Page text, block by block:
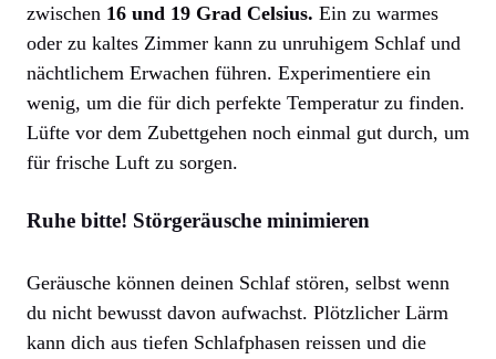
zwischen 16 und 19 Grad Celsius. Ein zu warmes
oder zu kaltes Zimmer kann zu unruhigem Schlaf und
nächtlichem Erwachen führen. Experimentiere ein
wenig, um die für dich perfekte Temperatur zu finden.
Lüfte vor dem Zubettgehen noch einmal gut durch, um
für frische Luft zu sorgen.
Ruhe bitte! Störgeräusche minimieren
Geräusche können deinen Schlaf stören, selbst wenn
du nicht bewusst davon aufwachst. Plötzlicher Lärm
kann dich aus tiefen Schlafphasen reissen und die